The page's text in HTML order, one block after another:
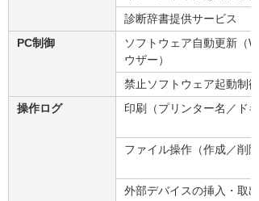
診断辞書提供サービス
PC制御
ソフトウェア自動更新（
ウザー）
禁止ソフトウェア起動制御
操作ログ
印刷（プリンター名／ドキ
ファイル操作（作成／削
外部デバイスの挿入・取出